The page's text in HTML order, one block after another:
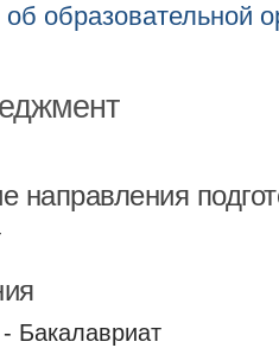
образовательной
направления
Бакалавриат